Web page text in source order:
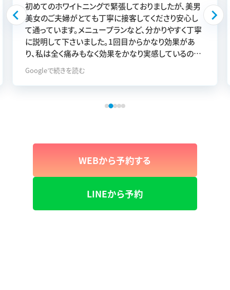
初めてのホワイトニングで緊張しておりましたが、美男
美女のご夫婦がとても丁寧に接客してくださり安心し
て通っています。メニュープランなど、分かりやすく丁寧
に説明して下さいました。1回目からかなり効果があ
り、私は全く痛みもなく効果をかなり実感しているので
真っっ白を目指したいです！
Googleで続きを読む
WEBから予約する
LINEから予約